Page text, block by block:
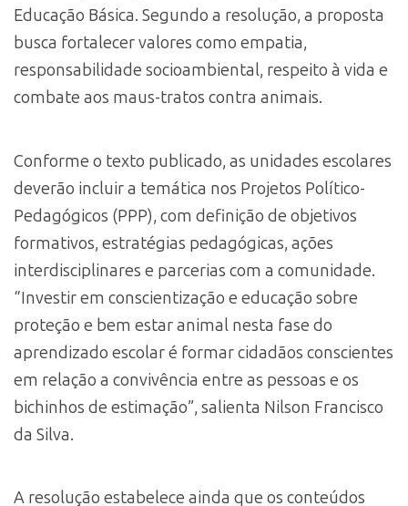
Educação Básica. Segundo a resolução, a proposta
busca fortalecer valores como empatia,
responsabilidade socioambiental, respeito à vida e
combate aos maus-tratos contra animais.
Conforme o texto publicado, as unidades escolares
deverão incluir a temática nos Projetos Político-
Pedagógicos (PPP), com definição de objetivos
formativos, estratégias pedagógicas, ações
interdisciplinares e parcerias com a comunidade.
“Investir em conscientização e educação sobre
proteção e bem estar animal nesta fase do
aprendizado escolar é formar cidadãos conscientes
em relação a convivência entre as pessoas e os
bichinhos de estimação”, salienta Nilson Francisco
da Silva.
A resolução estabelece ainda que os conteúdos